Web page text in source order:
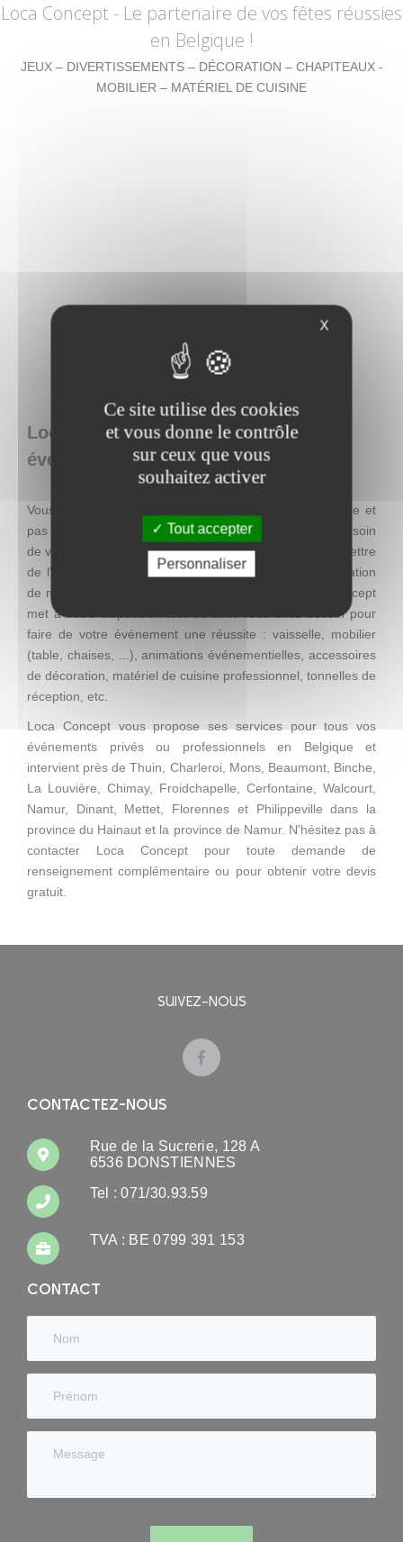
Loca Concept - Le partenaire de vos fêtes réussies
en Belgique !
JEUX – DIVERTISSEMENTS – DÉCORATION – CHAPITEAUX -
MOBILIER – MATÉRIEL DE CUISINE
Loca Concept : location de matériel
événementiel en Belgique
Vous recherchez une décoration facile à mettre en place et
pas chère, mais qui se distingue par son originalité ? Besoin
de visibilité pour une action promotionnelle ? Envie de mettre
de l'ambiance lors d'un événement ? Entreprise de location
de matériel événementiel à Charleroi (Thuin), Loca Concept
met à votre disposition tout se dont vous avez besoin pour
faire de votre événement une réussite : vaisselle, mobilier
(table, chaises, ...), animations événementielles, accessoires
de décoration, matériel de cuisine professionnel, tonnelles de
réception, etc.
Loca Concept vous propose ses services pour tous vos
événements privés ou professionnels en Belgique et
intervient près de Thuin, Charleroi, Mons, Beaumont, Binche,
La Louvière, Chimay, Froidchapelle, Cerfontaine, Walcourt,
Namur, Dinant, Mettet, Florennes et Philippeville dans la
province du Hainaut et la province de Namur. N'hésitez pas à
contacter Loca Concept pour toute demande de
renseignement complémentaire ou pour obtenir votre devis
gratuit.
SUIVEZ-NOUS
CONTACTEZ-NOUS
Rue de la Sucrerie, 128 A
6536 DONSTIENNES
Tel : 071/30.93.59
TVA : BE 0799 391 153
CONTACT
X
Ce site utilise des cookies
et vous donne le contrôle
sur ceux que vous
souhaitez activer
Tout accepter
Personnaliser